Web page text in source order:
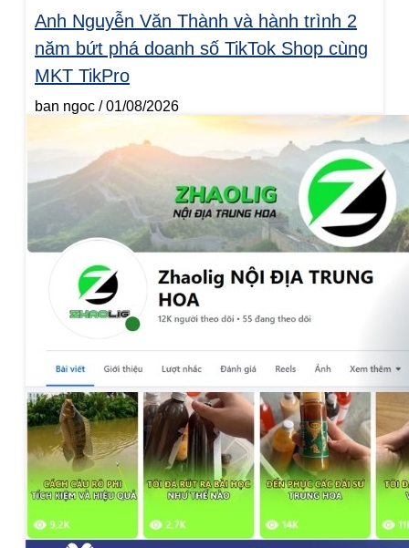
Anh Nguyễn Văn Thành và hành trình 2
năm bứt phá doanh số TikTok Shop cùng
MKT TikPro
ban ngoc 01/08/2026